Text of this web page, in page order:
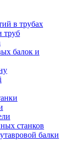
в трубах
труб
балок и
станков
балки